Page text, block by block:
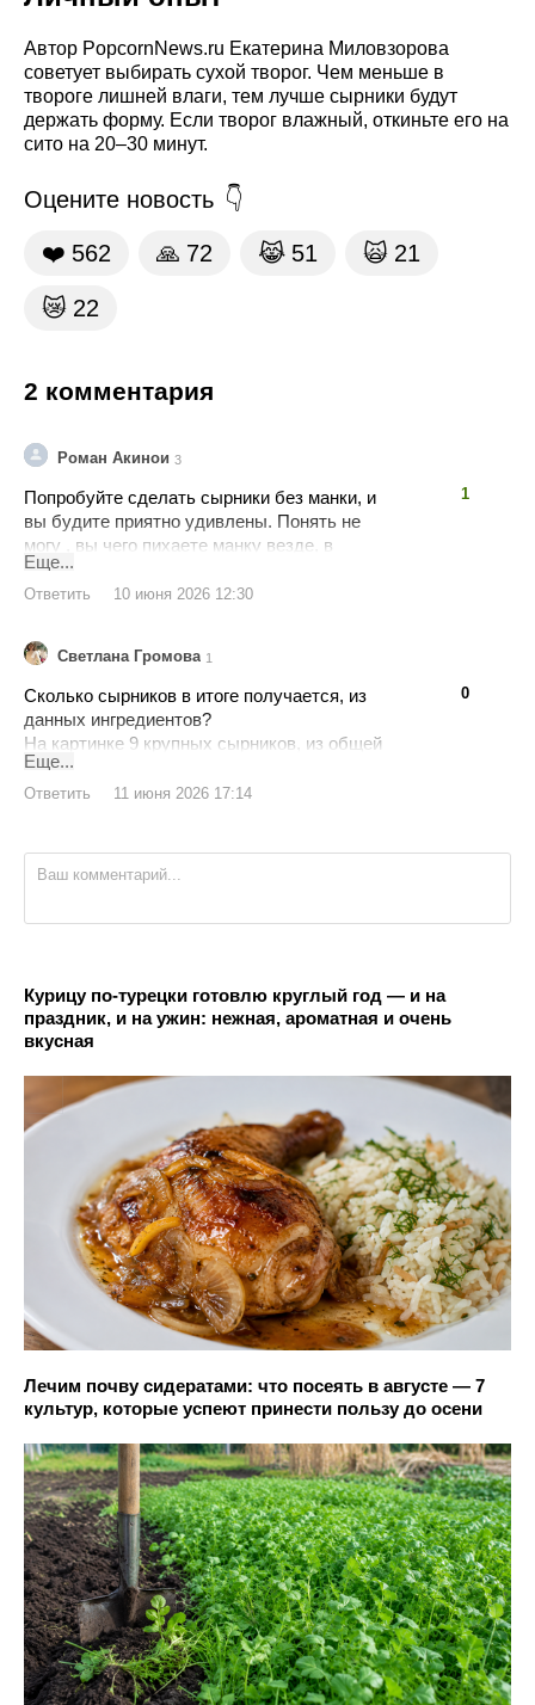
Автор PopcornNews.ru Екатерина Миловзорова
советует выбирать сухой творог. Чем меньше в
твороге лишней влаги, тем лучше сырники будут
держать форму. Если творог влажный, откиньте его на
сито на 20–30 минут.
Оцените новость
❤️ 562 🙏 72 😹 51 🙀 21
😿 22
2 комментария
Роман Акинои 3
1
Попробуйте сделать сырники без манки, и
вы будите приятно удивлены. Понять не
могу , вы чего пихаете манку везде, в
котлеты фарш и тд.., сырник с маркой сухие
и не вкусные.
Еще...
Ответить 10 июня 2026 12:30
Светлана Громова 1
0
Сколько сырников в итоге получается, из
данных ингредиентов?
На картинке 9 крупных сырников, из общей
массы продуктов 500 грамм...
Так и есть? Или меньше будет?
Еще...
Ответить 11 июня 2026 17:14
Курицу по-турецки готовлю круглый год — и на
праздник, и на ужин: нежная, ароматная и очень
вкусная
Лечим почву сидератами: что посеять в августе — 7
культур, которые успеют принести пользу до осени